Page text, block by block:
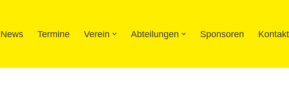
News Termine Verein Abteilungen Sponsoren Kontakt